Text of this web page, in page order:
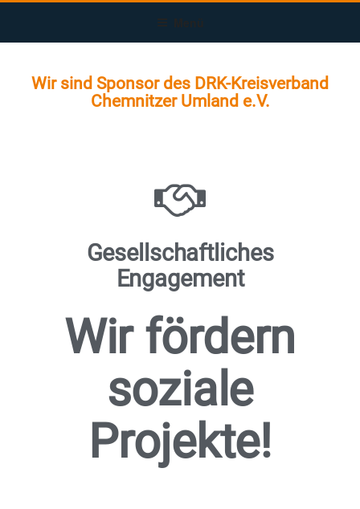
Wir sind Sponsor des DRK-Kreisverband
Chemnitzer Umland e.V.
Gesellschaftliches
Engagement
Wir fördern
soziale
Projekte!